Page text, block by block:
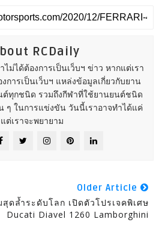
RCDaily
าไม่ได้ต้องการเป็นเว็บฯ ข่าว หากแต่เรา
งการเป็นเว็บฯ แหล่งข้อมูลเกี่ยวกับยาน
ต์ทุกชนิด รวมถึงกีฬาที่ใช้ยานยนต์ชนิด
ๆ ในการแข่งขัน วันนี้เราอาจทำได้แค่
ต่เราจะพยายาม
Older Article
ดล้ำระดับโลก เปิดตัวโปรเจคพิเศษ
Ducati Diavel 1260 Lamborghini